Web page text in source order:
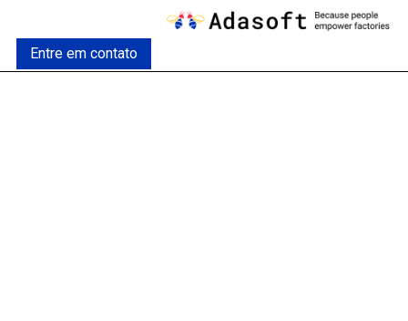
Entre em contato